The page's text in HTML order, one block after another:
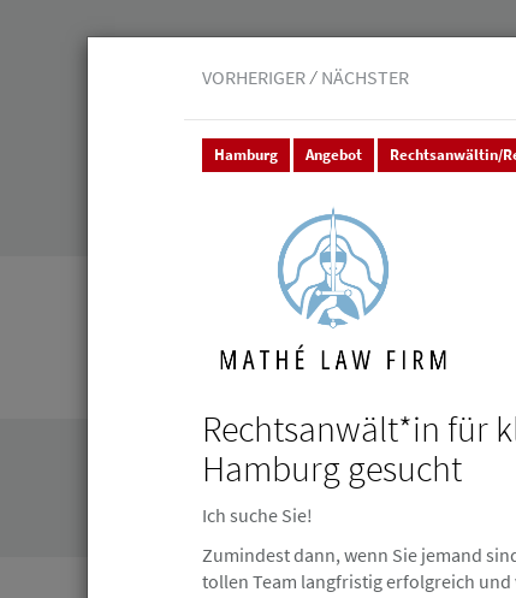
Veranstaltungen Leistungen
Stellenmarkt & Anzeigen
Stellenanzeigen
VORHERIGER NÄCHSTER
Hamburg Angebot Rechtsanwältin/
Rechtsanwält*in für
Hamburg gesucht
Ich suche Sie!
Zumindest dann, wenn Sie jemand
tollen Team langfristig erfolgreich